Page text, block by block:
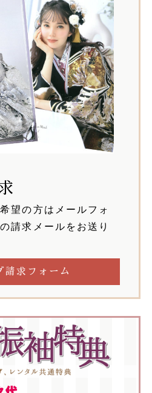
望の方はメールフォ
請求メールをお送り
請求フォーム